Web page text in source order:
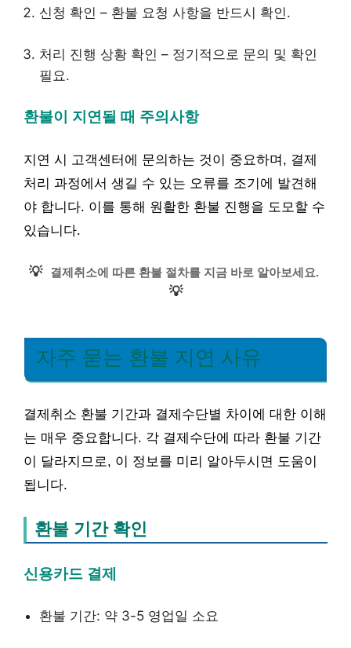
신청 확인 – 환불 요청 사항을 반드시 확인.
처리 진행 상황 확인 – 정기적으로 문의 및 확인
필요.
환불이 지연될 때 주의사항
지연 시 고객센터에 문의하는 것이 중요하며, 결제
처리 과정에서 생길 수 있는 오류를 조기에 발견해
야 합니다. 이를 통해 원활한 환불 진행을 도모할 수
있습니다.
💡 결제취소에 따른 환불 절차를 지금 바로 알아보세요.
💡
자주 묻는 환불 지연 사유
결제취소 환불 기간과 결제수단별 차이에 대한 이해
는 매우 중요합니다. 각 결제수단에 따라 환불 기간
이 달라지므로, 이 정보를 미리 알아두시면 도움이
됩니다.
환불 기간 확인
신용카드 결제
환불 기간: 약 3-5 영업일 소요